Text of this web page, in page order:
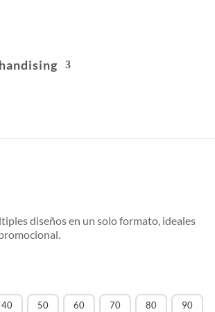
diseños en un solo formato, ideales
40 50 60 70 80 90